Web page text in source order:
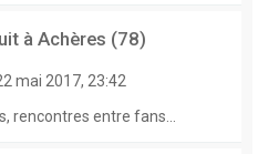
à Achères (78)
mai 2017, 23:42
rencontres entre fans...